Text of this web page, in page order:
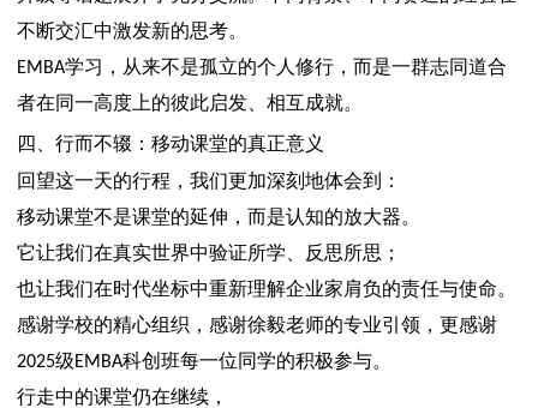
不断交汇中激发新的思考。
EMBA学习，从来不是孤立的个人修行，而是一群志同道合
者在同一高度上的彼此启发、相互成就。
四、行而不辍：移动课堂的真正意义
回望这一天的行程，我们更加深刻地体会到：
移动课堂不是课堂的延伸，而是认知的放大器。
它让我们在真实世界中验证所学、反思所思；
也让我们在时代坐标中重新理解企业家肩负的责任与使命。
感谢学校的精心组织，感谢徐毅老师的专业引领，更感谢
2025级EMBA科创班每一位同学的积极参与。
行走中的课堂仍在继续，